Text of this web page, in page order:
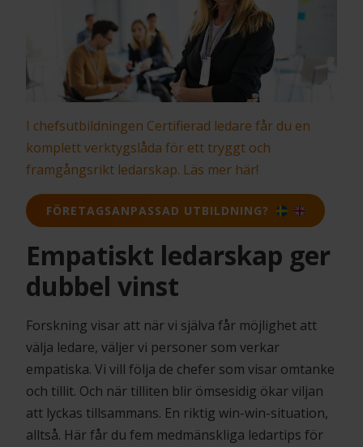
I chefsutbildningen Certifierad ledare får du en
komplett verktygslåda för ett tryggt och
framgångsrikt ledarskap. Läs mer här!
FÖRETAGSANPASSAD UTBILDNING?
Empatiskt ledarskap ger
dubbel vinst
Forskning visar att när vi själva får möjlighet att
välja ledare, väljer vi personer som verkar
empatiska. Vi vill följa de chefer som visar omtanke
och tillit. Och när tilliten blir ömsesidig ökar viljan
att lyckas tillsammans. En riktig win-win-situation,
alltså. Här får du fem medmänskliga ledartips för